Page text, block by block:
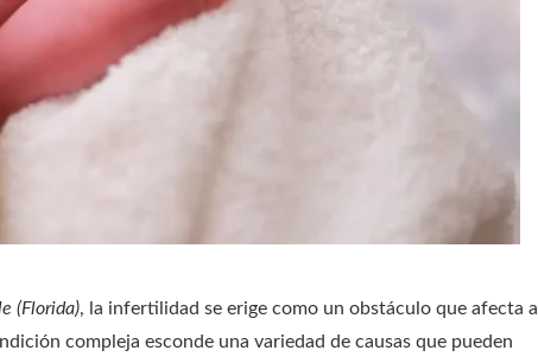
(Florida), la infertilidad se erige como un obstáculo que afecta a
compleja esconde una variedad de causas que pueden